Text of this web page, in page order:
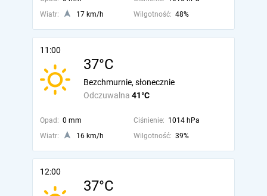
Wiatr:
17 km/h Wilgotność: 48%
11:00
37°C
Odczuwalna 41°C
Bezchmurnie, słonecznie
Opad: 0 mm Ciśnienie: 1014 hPa
Wiatr:
16 km/h Wilgotność: 39%
12:00
37°C